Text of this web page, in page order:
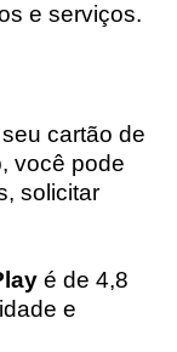
e serviços.
cartão de
você pode
solicitar
é de 4,8
e